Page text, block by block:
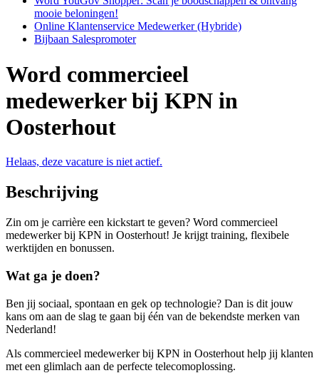
mooie beloningen!
Online Klantenservice Medewerker (Hybride)
Bijbaan Salespromoter
Word commercieel
medewerker bij KPN in
Oosterhout
Helaas, deze vacature is niet actief.
Beschrijving
Zin om je carrière een kickstart te geven? Word commercieel
medewerker bij KPN in Oosterhout! Je krijgt training, flexibele
werktijden en bonussen.
Wat ga je doen?
Ben jij sociaal, spontaan en gek op technologie? Dan is dit jouw
kans om aan de slag te gaan bij één van de bekendste merken van
Nederland!
Als commercieel medewerker bij KPN in Oosterhout help jij klanten
met een glimlach aan de perfecte telecomoplossing.